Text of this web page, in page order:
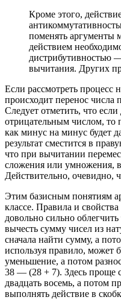
Кроме этого,
поменять аргументы
действием
дистрибутивностью
вычитания. Других
Если рассмотреть процесс
происходит перенос числа
Следует отметить, что
отрицательным числом, то
как минус на минус будет
результат сместится в
что при вычитании
сложения или умножения,
Действительно, очевидно,
Этим базисным понятиям
классе. Правила и
довольно сильно
вычесть сумму чисел из
сначала найти сумму, а
используя правило, может
уменьшение, а потом
38 — (28 + 7). Здесь проще
двадцать восемь, а потом
выполнять действие в